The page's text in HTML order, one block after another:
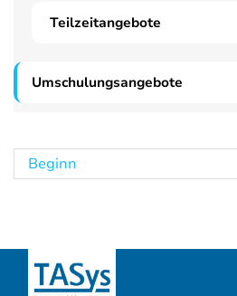
Teilzeitangebote
Umschulungsangebote
Beginn